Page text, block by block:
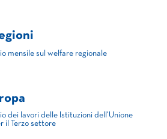
mensile sul welfare regionale
dei lavori delle Istituzioni dell'Unione
il Terzo settore